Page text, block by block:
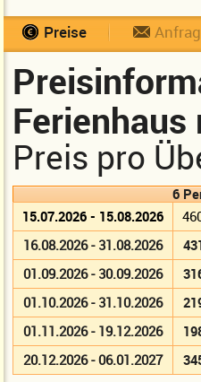
Preise
Preis pro
6
15.07.2026 - 15.08.2026
16.08.2026 - 31.08.2026
01.09.2026 - 30.09.2026
01.10.2026 - 31.10.2026
01.11.2026 - 19.12.2026
20.12.2026 - 06.01.2027